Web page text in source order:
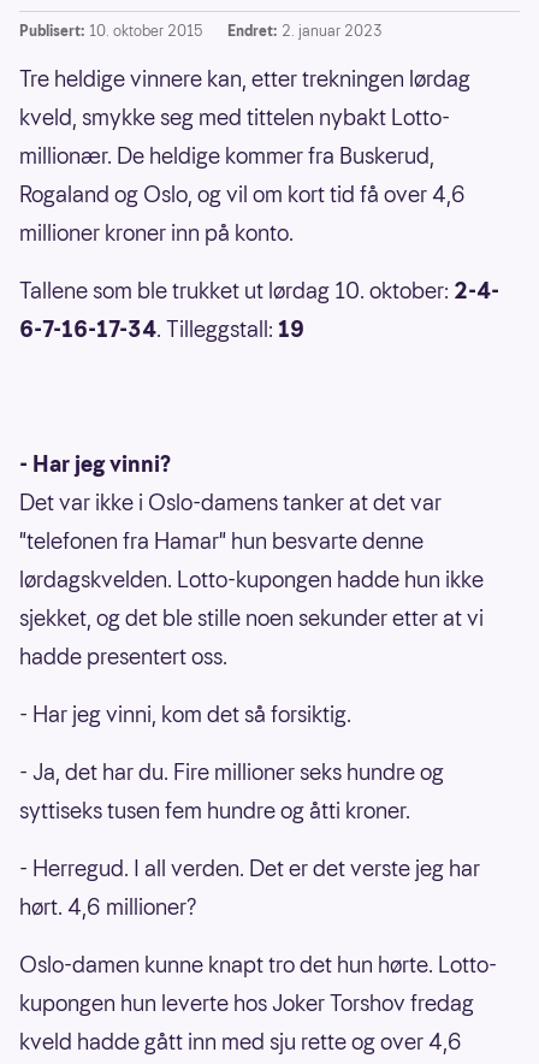
Publisert: 10. oktober 2015 Endret: 2. januar 2023
Tre heldige vinnere kan, etter trekningen lørdag
kveld, smykke seg med tittelen nybakt Lotto-
millionær. De heldige kommer fra Buskerud,
Rogaland og Oslo, og vil om kort tid få over 4,6
millioner kroner inn på konto.
Tallene som ble trukket ut lørdag 10. oktober: 2-4-
6-7-16-17-34. Tilleggstall: 19
- Har jeg vinni?
Det var ikke i Oslo-damens tanker at det var
"telefonen fra Hamar" hun besvarte denne
lørdagskvelden. Lotto-kupongen hadde hun ikke
sjekket, og det ble stille noen sekunder etter at vi
hadde presentert oss.
- Har jeg vinni, kom det så forsiktig.
- Ja, det har du. Fire millioner seks hundre og
syttiseks tusen fem hundre og åtti kroner.
- Herregud. I all verden. Det er det verste jeg har
hørt. 4,6 millioner?
Oslo-damen kunne knapt tro det hun hørte. Lotto-
kupongen hun leverte hos Joker Torshov fredag
kveld hadde gått inn med sju rette og over 4,6